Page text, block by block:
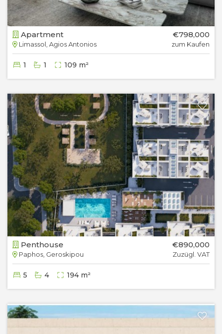
Apartment
Limassol, Agios Antonios
€798,000
zum Kaufen
1 1 109 m²
Penthouse
Paphos, Geroskipou
€890,000
Zuzügl. VAT
5 4 194 m²